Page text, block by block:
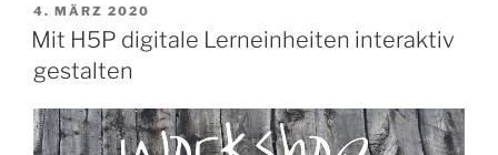
VERÖFFENTLICHT
AM
4. MÄRZ 2020
Mit H5P digitale Lerneinheiten interaktiv
gestalten